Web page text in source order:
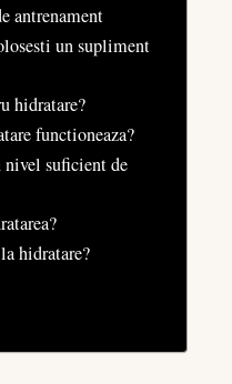
antrenament
un supliment
hidratare?
functioneaza?
nivel suficient de
hidratare?